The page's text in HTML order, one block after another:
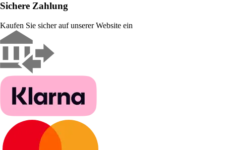
Sichere Zahlung
Kaufen Sie sicher auf unserer Website ein